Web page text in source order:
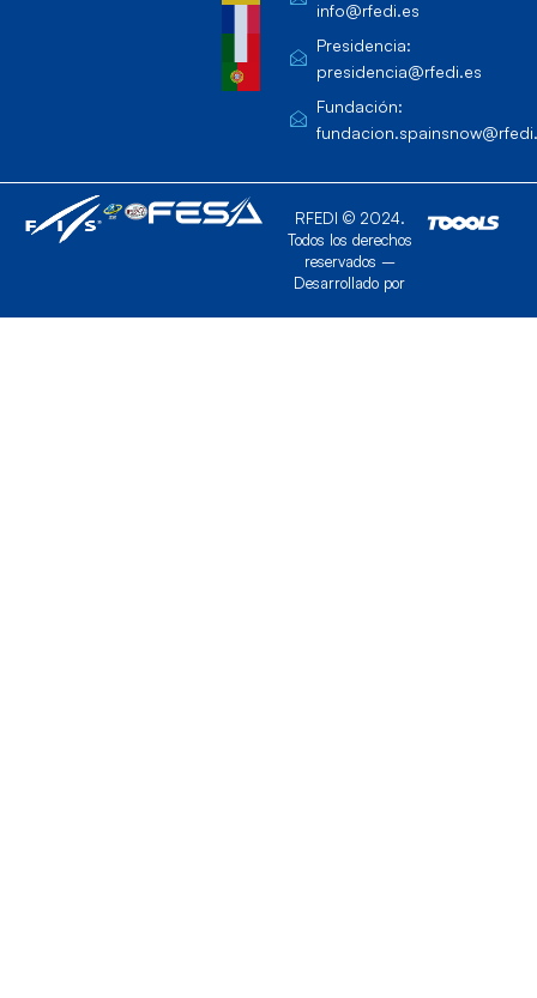
info@rfedi.es
Presidencia:
presidencia@rfedi.es
Fundación:
RFEDI © 2024.
Todos los derechos
reservados –
Desarrollado por